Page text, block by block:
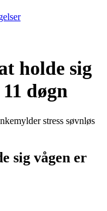
holde sig
døgn
sig vågen er